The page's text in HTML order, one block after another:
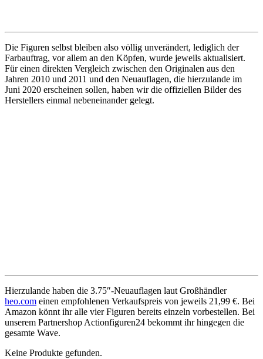
Die Figuren selbst bleiben also völlig unverändert, lediglich der
Farbauftrag, vor allem an den Köpfen, wurde jeweils aktualisiert.
Für einen direkten Vergleich zwischen den Originalen aus den
Jahren 2010 und 2011 und den Neuauflagen, die hierzulande im
Juni 2020 erscheinen sollen, haben wir die offiziellen Bilder des
Herstellers einmal nebeneinander gelegt.
Hierzulande haben die 3.75″-Neuauflagen laut Großhändler
heo.com einen empfohlenen Verkaufspreis von jeweils 21,99 €. Bei
Amazon könnt ihr alle vier Figuren bereits einzeln vorbestellen. Bei
unserem Partnershop Actionfiguren24 bekommt ihr hingegen die
gesamte Wave.
Keine Produkte gefunden.